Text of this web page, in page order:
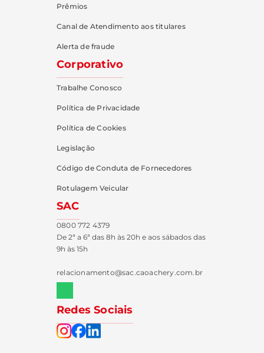
Prêmios
Canal de Atendimento aos titulares
Alerta de fraude
Corporativo
Trabalhe Conosco
Política de Privacidade
Política de Cookies
Legislação
Código de Conduta de Fornecedores
Rotulagem Veicular
SAC
0800 772 4379
De 2ª a 6ª das 8h às 20h e aos sábados das
9h às 15h
relacionamento@sac.caoachery.com.br
Redes Sociais